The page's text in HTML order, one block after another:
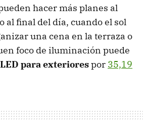
hacer más planes al
al final del día, cuando el sol
una cena en la terraza o
foco de iluminación puede
para exteriorespor 35,19